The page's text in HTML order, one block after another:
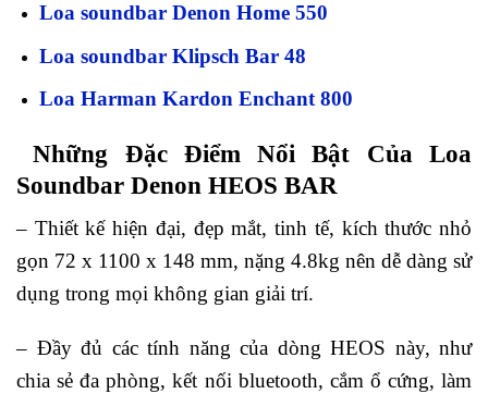
Loa soundbar Denon Home 550
Loa soundbar Klipsch Bar 48
Loa Harman Kardon Enchant 800
Những Đặc Điểm Nổi Bật Của Loa
Soundbar Denon HEOS BAR
– Thiết kế hiện đại, đẹp mắt, tinh tế, kích thước nhỏ
gọn 72 x 1100 x 148 mm, nặng 4.8kg nên dễ dàng sử
dụng trong mọi không gian giải trí.
– Đầy đủ các tính năng của dòng HEOS này, như
chia sẻ đa phòng, kết nối bluetooth, cắm ổ cứng, làm